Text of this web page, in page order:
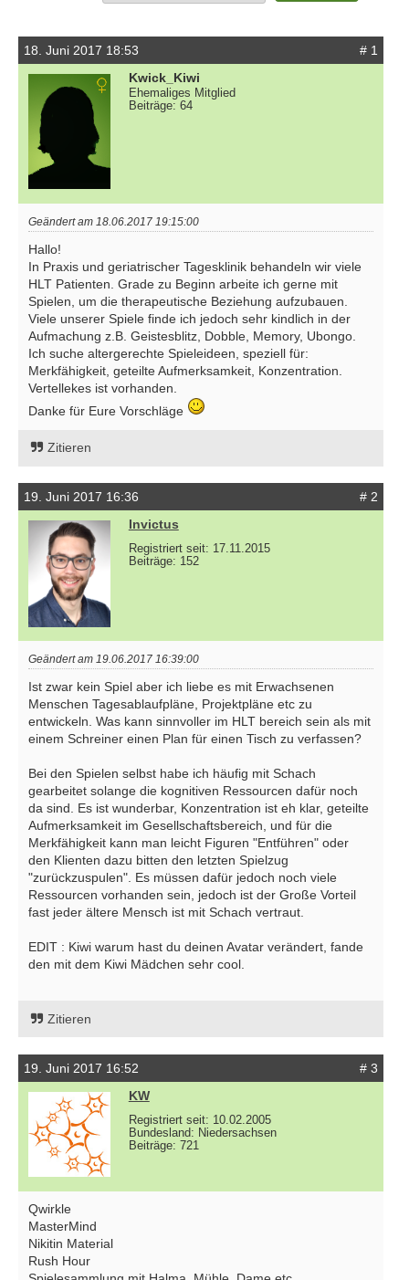
18. Juni 2017 18:53
# 1
Kwick_Kiwi
Ehemaliges Mitglied
Beiträge: 64
Geändert am 18.06.2017 19:15:00
Hallo!
In Praxis und geriatrischer Tagesklinik behandeln wir viele
HLT Patienten. Grade zu Beginn arbeite ich gerne mit
Spielen, um die therapeutische Beziehung aufzubauen.
Viele unserer Spiele finde ich jedoch sehr kindlich in der
Aufmachung z.B. Geistesblitz, Dobble, Memory, Ubongo.
Ich suche altergerechte Spieleideen, speziell für:
Merkfähigkeit, geteilte Aufmerksamkeit, Konzentration.
Vertellekes ist vorhanden.
Danke für Eure Vorschläge
Zitieren
19. Juni 2017 16:36
# 2
Invictus
Registriert seit: 17.11.2015
Beiträge: 152
Geändert am 19.06.2017 16:39:00
Ist zwar kein Spiel aber ich liebe es mit Erwachsenen
Menschen Tagesablaufpläne, Projektpläne etc zu
entwickeln. Was kann sinnvoller im HLT bereich sein als mit
einem Schreiner einen Plan für einen Tisch zu verfassen?
Bei den Spielen selbst habe ich häufig mit Schach
gearbeitet solange die kognitiven Ressourcen dafür noch
da sind. Es ist wunderbar, Konzentration ist eh klar, geteilte
Aufmerksamkeit im Gesellschaftsbereich, und für die
Merkfähigkeit kann man leicht Figuren "Entführen" oder
den Klienten dazu bitten den letzten Spielzug
"zurückzuspulen". Es müssen dafür jedoch noch viele
Ressourcen vorhanden sein, jedoch ist der Große Vorteil
fast jeder ältere Mensch ist mit Schach vertraut.
EDIT : Kiwi warum hast du deinen Avatar verändert, fande
den mit dem Kiwi Mädchen sehr cool.
Zitieren
19. Juni 2017 16:52
# 3
KW
Registriert seit: 10.02.2005
Bundesland: Niedersachsen
Beiträge: 721
Qwirkle
MasterMind
Nikitin Material
Rush Hour